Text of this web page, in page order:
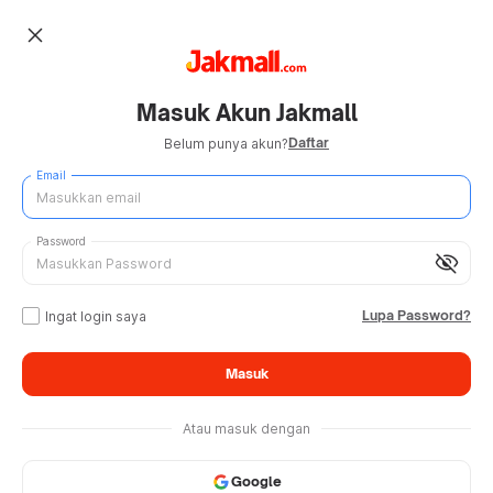
close
Masuk Akun Jakmall
Belum punya akun?Daftar
Email
visibility_off
Password
Ingat login saya Lupa Password?
Masuk
Atau masuk dengan
Google